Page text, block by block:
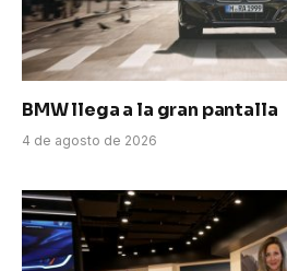
BMW llega a la gran pantalla
4 de agosto de 2026